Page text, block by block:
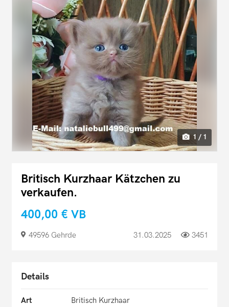
1 / 1
Britisch Kurzhaar Kätzchen zu
verkaufen.
400,00 € VB
49596 Gehrde 31.03.2025 3451
Details
Art
Britisch Kurzhaar